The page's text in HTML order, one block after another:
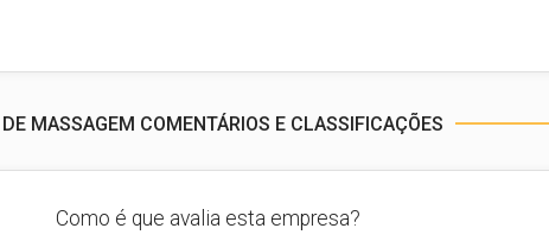
MASSAGEM COMENTÁRIOS E CLASSIFICAÇÕES
Como é que avalia esta empresa?